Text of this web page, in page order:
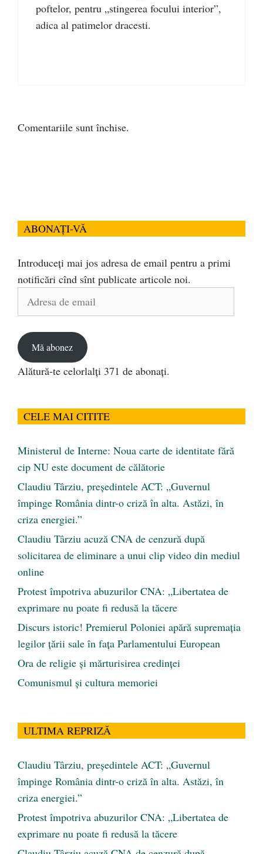
poftelor, pentru „stingerea focului interior”,
adica al patimelor dracesti.
Comentariile sunt închise.
ABONAȚI-VĂ
Introduceți mai jos adresa de email pentru a primi
notificări cînd sînt publicate articole noi.
Adresa
Mă abonez
Alătură-te celorlalți 371 de abonați.
CELE MAI CITITE
Ministerul de Interne: Noua carte de identitate fără
cip NU este document de călătorie
Claudiu Târziu, președintele ACT: „Guvernul
împinge România dintr-o criză în alta. Astăzi, în
criza energiei.”
Claudiu Târziu acuză CNA de cenzură după
solicitarea de eliminare a unui clip video din mediul
online
Protest împotriva abuzurilor CNA: „Libertatea de
exprimare nu poate fi redusă la tăcere
Discurs istoric! Premierul Poloniei apără supremația
legilor țării sale în fața Parlamentului European
Ora de religie şi mărturisirea credinţei
Comunismul şi cultura memoriei
ULTIMA REPRIZĂ
Claudiu Târziu, președintele ACT: „Guvernul
împinge România dintr-o criză în alta. Astăzi, în
criza energiei.”
Protest împotriva abuzurilor CNA: „Libertatea de
exprimare nu poate fi redusă la tăcere